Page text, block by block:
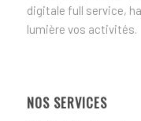
digitale full service,
lumière vos activités.
NOS SERVICES